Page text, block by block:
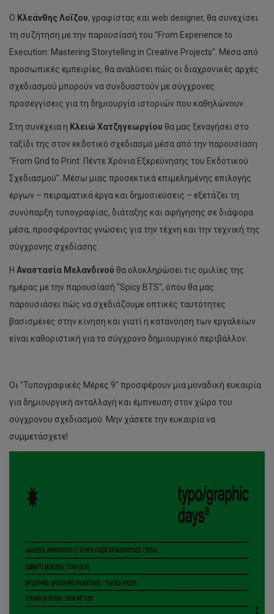
Ο Κλεάνθης Λοΐζου, γραφίστας και web designer, θα συνεχίσει
τη συζήτηση με την παρουσίασή του "From Experience to
Execution: Mastering Storytelling in Creative Projects". Μέσα από
προσωπικές εμπειρίες, θα αναλύσει πώς οι διαχρονικές αρχές
σχεδιασμού μπορούν να συνδυαστούν με σύγχρονες
προσεγγίσεις για τη δημιουργία ιστοριών που καθηλώνουν.
Στη συνέχεια η Κλειώ Χατζηγεωργίου θα μας ξεναγήσει στο
ταξίδι της στον εκδοτικό σχεδιασμό μέσα από την παρουσίαση
"From Grid to Print: Πέντε Χρόνια Εξερεύνησης του Εκδοτικού
Σχεδιασμού". Μέσω μιας προσεκτικά επιμελημένης επιλογής
έργων – πειραματικά έργα και δημοσιεύσεις – εξετάζει τη
συνύπαρξη τυπογραφίας, διάταξης και αφήγησης σε διάφορα
μέσα, προσφέροντας γνώσεις για την τέχνη και την τεχνική της
σύγχρονης σχεδίασης.
Η Αναστασία Μελανδινού θα ολοκληρώσει τις ομιλίες της
ημέρας με την παρουσίασή "Spicy BTS", όπου θα μας
παρουσιάσει πώς να σχεδιάζουμε οπτικές ταυτότητες
βασισμένες στην κίνηση και γιατί η κατανόηση των εργαλείων
είναι καθοριστική για το σύγχρονο δημιουργικό περιβάλλον.
Οι "Τυπογραφικές Μέρες 9" προσφέρουν μια μοναδική ευκαιρία
για δημιουργική ανταλλαγή και έμπνευση στον χώρο του
σύγχρονου σχεδιασμού. Μην χάσετε την ευκαιρία να
συμμετάσχετε!